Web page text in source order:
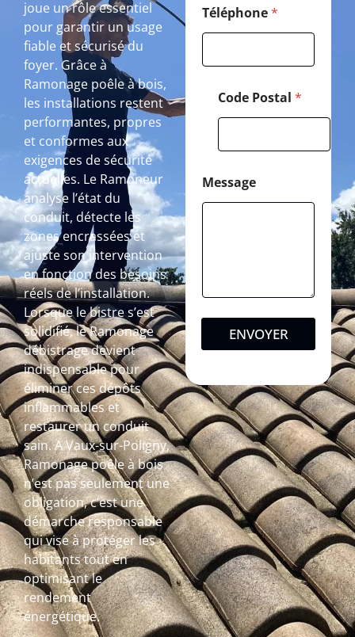
joue un rôle essentiel
pour garantir un usage
fiable et sécurisé du
foyer. Grâce à
Ramonage poêle à bois,
les installations restent
performantes, propres
et conformes aux
exigences de sécurité
actuelles. Le Ramoneur
analyse l’état du
conduit, détecte les
zones encrassées et
ajuste son intervention
en fonction des besoins
réels de l’installation.
Lorsque le bistre s’est
solidifié, le Ramonage
débistrage devient
indispensable pour
éliminer ces dépôts
inflammables et
restaurer un conduit
sain. A Vaux-sur-Poligny,
Ramonage poêle à bois
n’est pas seulement une
obligation, c’est une
démarche responsable
qui vise à protéger les
habitants tout en
optimisant le
rendement
énergétique.
Téléphone*
Code Postal *
Message
ENVOYER